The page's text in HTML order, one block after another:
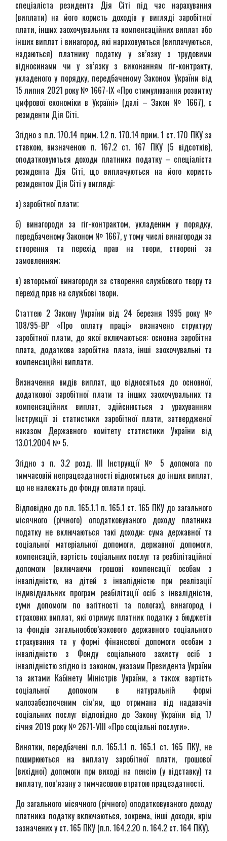
спеціаліста резидента Дія Сіті під час нарахування
(виплати) на його користь доходів у вигляді заробітної
плати, інших заохочувальних та компенсаційних виплат або
інших виплат і винагород, які нараховуються (виплачуються,
надаються) платнику податку у зв’язку з трудовими
відносинами чи у зв’язку з виконанням гіг-контракту,
укладеного у порядку, передбаченому Законом України від
15 липня 2021 року № 1667-ІХ «Про стимулювання розвитку
цифрової економіки в Україні» (далі – Закон № 1667), є
резиденти Дія Сіті.
Згідно з п.п. 170.14 прим. 1.2 п. 170.14 прим. 1 ст. 170 ПКУ за
ставкою, визначеною п. 167.2 ст. 167 ПКУ (5 відсотків),
оподатковуються доходи платника податку – спеціаліста
резидента Дія Сіті, що виплачуються на його користь
резидентом Дія Сіті у вигляді:
а) заробітної плати;
б) винагороди за гіг-контрактом, укладеним у порядку,
передбаченому Законом № 1667, у тому числі винагороди за
створення та перехід прав на твори, створені за
замовленням;
в) авторської винагороди за створення службового твору та
перехід прав на службові твори.
Статтею 2 Закону України від 24 березня 1995 року №
108/95-ВР «Про оплату праці» визначено структуру
заробітної плати, до якої включаються: основна заробітна
плата, додаткова заробітна плата, інші заохочувальні та
компенсаційні виплати.
Визначення видів виплат, що відносяться до основної,
додаткової заробітної плати та інших заохочувальних та
компенсаційних виплат, здійснюється з урахуванням
Інструкції зі статистики заробітної плати, затвердженої
наказом Державного комітету статистики України від
13.01.2004 № 5.
Згідно з п. 3.2 розд. III Інструкції № 5 допомога по
тимчасовій непрацездатності відноситься до інших виплат,
що не належать до фонду оплати праці.
Відповідно до п.п. 165.1.1 п. 165.1 ст. 165 ПКУ до загального
місячного (річного) оподатковуваного доходу платника
податку не включаються такі доходи: сума державної та
соціальної матеріальної допомоги, державної допомоги,
компенсацій, вартість соціальних послуг та реабілітаційної
допомоги (включаючи грошові компенсації особам з
інвалідністю, на дітей з інвалідністю при реалізації
індивідуальних програм реабілітації осіб з інвалідністю,
суми допомоги по вагітності та пологах), винагород і
страхових виплат, які отримує платник податку з бюджетів
та фондів загальнообов’язкового державного соціального
страхування та у формі фінансової допомоги особам з
інвалідністю з Фонду соціального захисту осіб з
інвалідністю згідно із законом, указами Президента України
та актами Кабінету Міністрів України, а також вартість
соціальної допомоги в натуральній формі
малозабезпеченим сім’ям, що отримана від надавачів
соціальних послуг відповідно до Закону України від 17
січня 2019 року № 2671-VІІІ «Про соціальні послуги».
Винятки, передбачені п.п. 165.1.1 п. 165.1 ст. 165 ПКУ, не
поширюються на виплату заробітної плати, грошової
(вихідної) допомоги при виході на пенсію (у відставку) та
виплату, пов’язану з тимчасовою втратою працездатності.
До загального місячного (річного) оподатковуваного доходу
платника податку включаються, зокрема, інші доходи, крім
зазначених у ст. 165 ПКУ (п.п. 164.2.20 п. 164.2 ст. 164 ПКУ).